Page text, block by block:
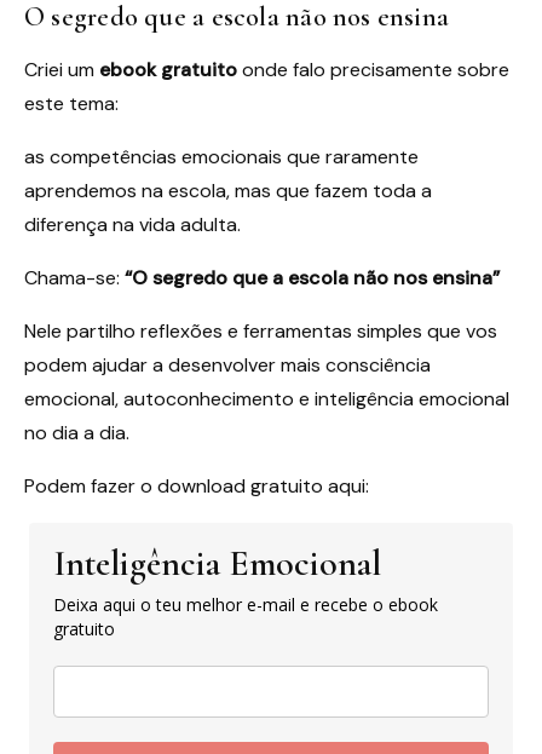
O segredo que a escola não nos ensina
Criei um ebook gratuitoonde falo precisamente sobre
este tema:
as competências emocionais que raramente
aprendemos na escola, mas que fazem toda a
diferença na vida adulta.
Chama-se: “O segredo que a escola não nos ensina”
Nele partilho reflexões e ferramentas simples que vos
podem ajudar a desenvolver mais consciência
emocional, autoconhecimento e inteligência emocional
no dia a dia.
Podem fazer o download gratuito aqui:
Inteligência Emocional
Deixa aqui o teu melhor e-mail e recebe o ebook
gratuito